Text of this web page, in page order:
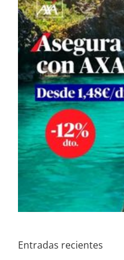
Entradas recientes